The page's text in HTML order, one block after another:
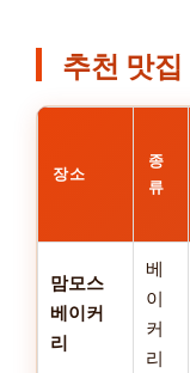
추천 맛
장소
종
류
맘모스
베이커
리
베
이
커
리